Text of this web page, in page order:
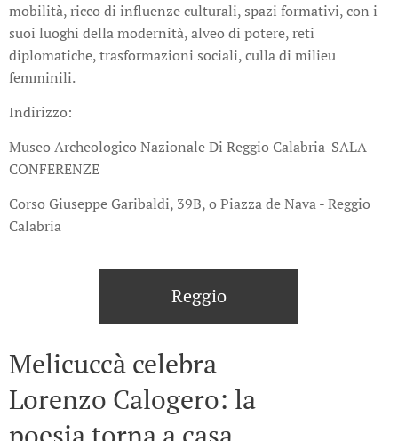
mobilità, ricco di influenze culturali, spazi formativi, con i
suoi luoghi della modernità, alveo di potere, reti
diplomatiche, trasformazioni sociali, culla di milieu
femminili.
Indirizzo:
Museo Archeologico Nazionale Di Reggio Calabria-SALA
CONFERENZE
Corso Giuseppe Garibaldi, 39B, o Piazza de Nava - Reggio
Calabria
Reggio
Melicuccà celebra
Lorenzo Calogero: la